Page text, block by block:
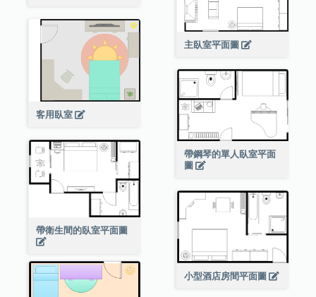
主臥室平面圖
客用臥室
帶鋼琴的單人臥室平面
圖
帶衛生間的臥室平面圖
小型酒店房間平面圖